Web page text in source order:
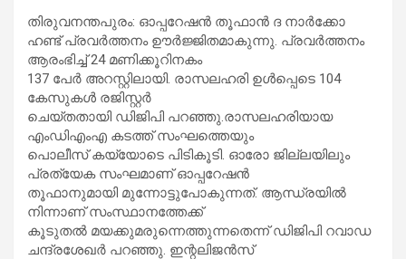
തിരുവനന്തപുരം: ഓപ്പറേഷന്‍ തൂഫാന്‍ ദ നാര്‍ക്കോ
ഹണ്ട് പ്രവര്‍ത്തനം ഊര്‍ജ്ജിതമാകുന്നു. പ്രവര്‍ത്തനം
ആരംഭിച്ച് 24 മണിക്കൂറിനകം
137 പേര്‍ അറസ്റ്റിലായി. രാസലഹരി ഉള്‍പ്പെടെ 104
കേസുകള്‍ രജിസ്റ്റര്‍
ചെയ്തതായി ഡിജിപി പറഞ്ഞു.രാസലഹരിയായ
എംഡിഎംഎ കടത്ത് സംഘത്തെയും
പൊലീസ് കയ്യോടെ പിടികൂടി. ഓരോ ജില്ലയിലും
പ്രത്യേക സംഘമാണ് ഓപ്പറേഷന്‍
തൂഫാനുമായി മുന്നോട്ടുപോകുന്നത്. ആന്ധ്രയില്‍
നിന്നാണ് സംസ്ഥാനത്തേക്ക്
കൂടുതല്‍ മയക്കുമരുന്നെത്തുന്നതെന്ന് ഡിജിപി റവാഡ
ചന്ദ്രശേഖര്‍ പറഞ്ഞു. ഇന്റലിജന്‍സ്